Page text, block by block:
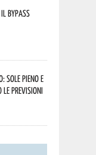
Bypass
sole pieno e
le previsioni